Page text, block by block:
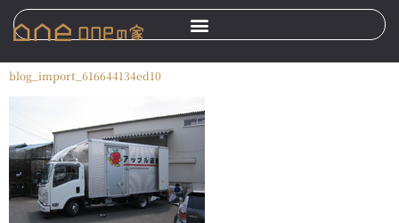
blog_import_616644134ed10